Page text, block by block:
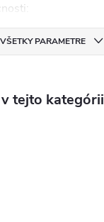
:
VŠETKY PARAMETRE
tejto kategórii